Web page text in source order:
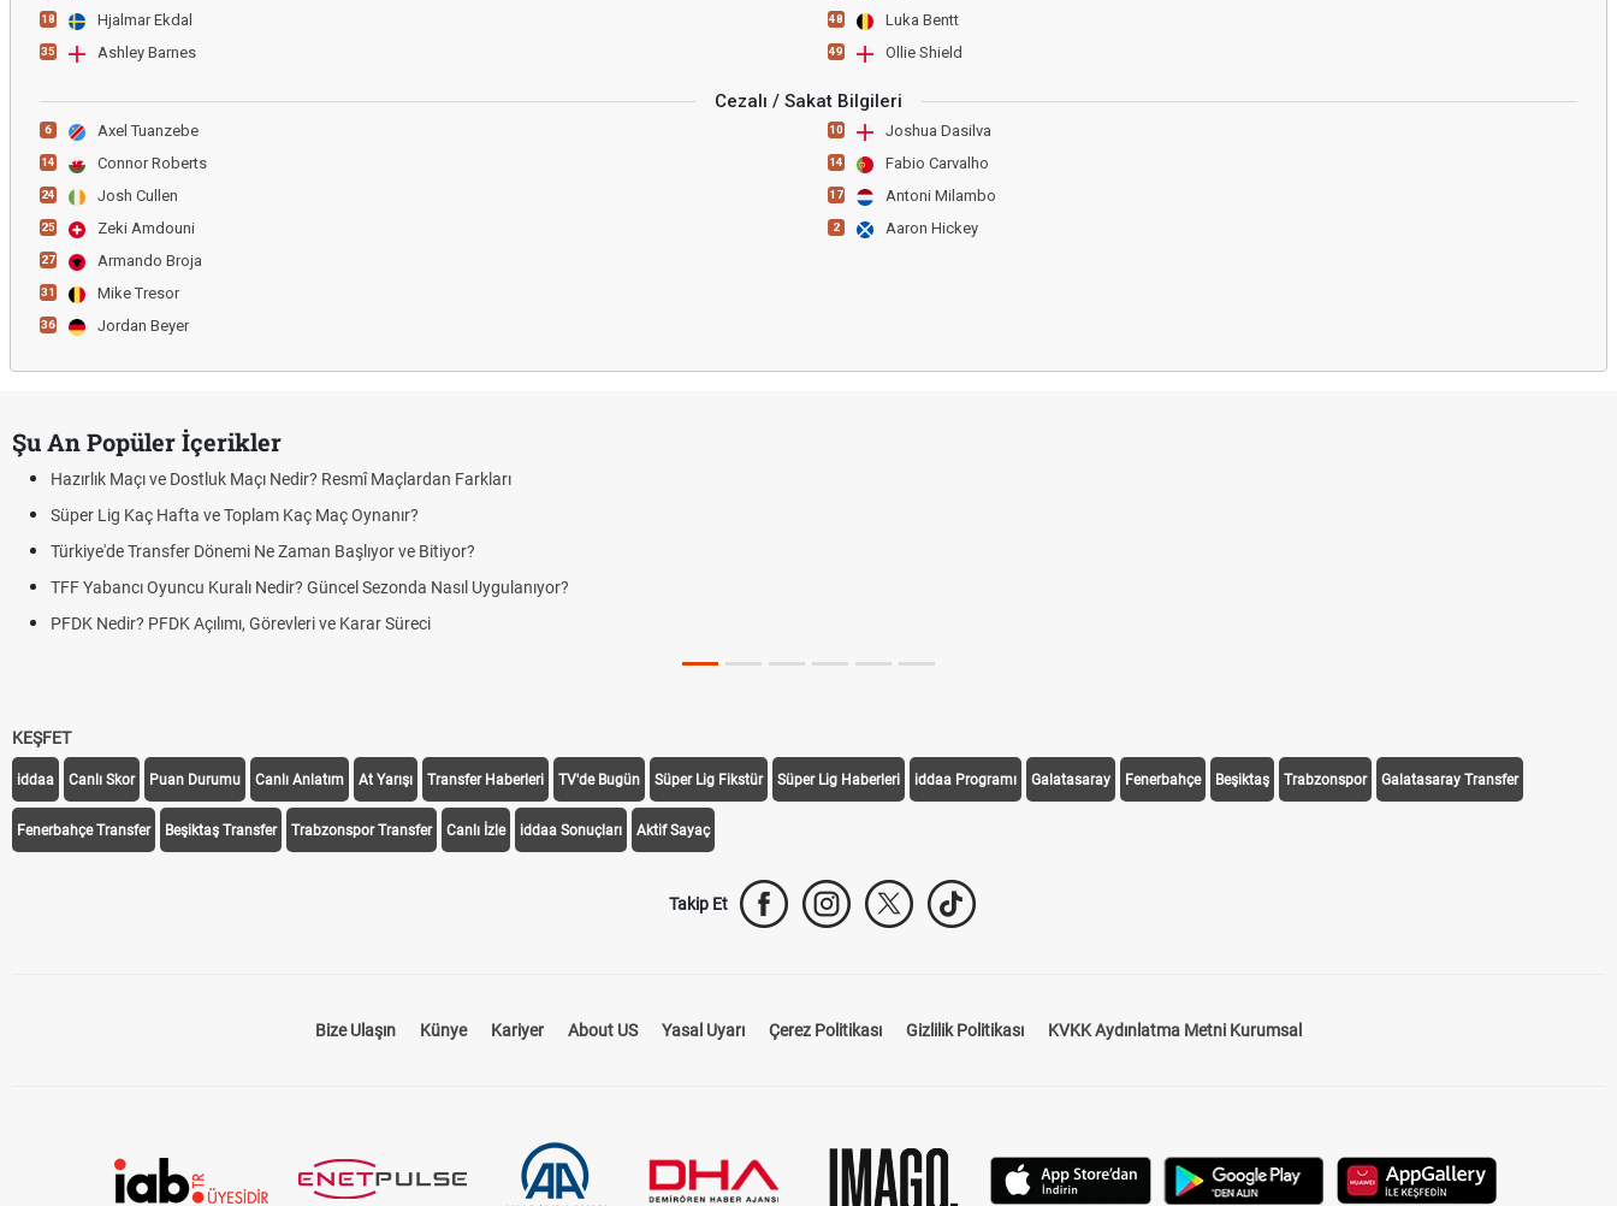
18 Hjalmar Ekdal
35 Ashley Barnes
48 Luka Bentt
49 Ollie Shield
Cezalı / Sakat Bilgileri
6 Axel Tuanzebe
14 Connor Roberts
24 Josh Cullen
25 Zeki Amdouni
27 Armando Broja
31 Mike Tresor
36 Jordan Beyer
10 Joshua Dasilva
14 Fabio Carvalho
17 Antoni Milambo
2 Aaron Hickey
Şu An Popüler İçerikler
Hazırlık Maçı ve Dostluk Maçı Nedir? Resmî Maçlardan Farkları
Süper Lig Kaç Hafta ve Toplam Kaç Maç Oynanır?
Türkiye'de Transfer Dönemi Ne Zaman Başlıyor ve Bitiyor?
TFF Yabancı Oyuncu Kuralı Nedir? Güncel Sezonda Nasıl Uygulanıyor?
PFDK Nedir? PFDK Açılımı, Görevleri ve Karar Süreci
KEŞFET
iddaa Canlı Skor Puan Durumu Canlı Anlatım At Yarışı Transfer Haberleri TV'de Bugün Süper Lig Fikstür Süper Lig Haberleri iddaa Programı Galatasaray Fenerbahçe Beşiktaş Trabzonspor Galatasaray Transfer
Fenerbahçe Transfer Beşiktaş Transfer Trabzonspor Transfer Canlı İzle iddaa Sonuçları Aktif Sayaç
Takip Et
Bize Ulaşın Künye Kariyer About US Yasal Uyarı Çerez Politikası Gizlilik Politikası KVKK Aydınlatma Metni Kurumsal